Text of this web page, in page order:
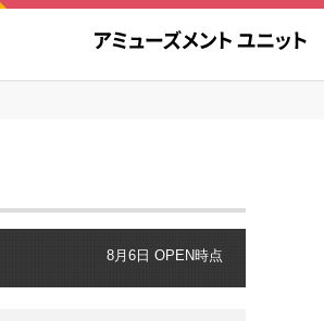
8月6日 OPEN時点